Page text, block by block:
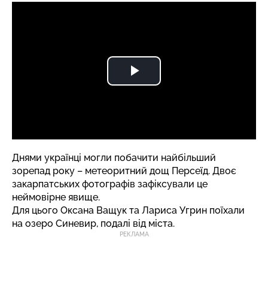
Днями українці могли побачити найбільший
зорепад року – метеоритний дощ Персеїд. Двоє
закарпатських фотографів зафіксували це
неймовірне явище.
Для цього Оксана Ващук та Лариса Угрин поїхали
на озеро Синевир, подалі від міста.
РЕКЛАМА